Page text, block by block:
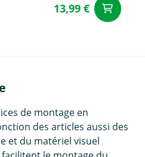
13,99 €
de montage en
des articles aussi des
et du matériel visuel